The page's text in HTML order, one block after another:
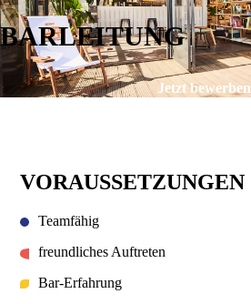
BARLEITUNG
Jetzt bewerben
VORAUSSETZUNGEN
Teamfähig
freundliches Auftreten
Bar-Erfahrung